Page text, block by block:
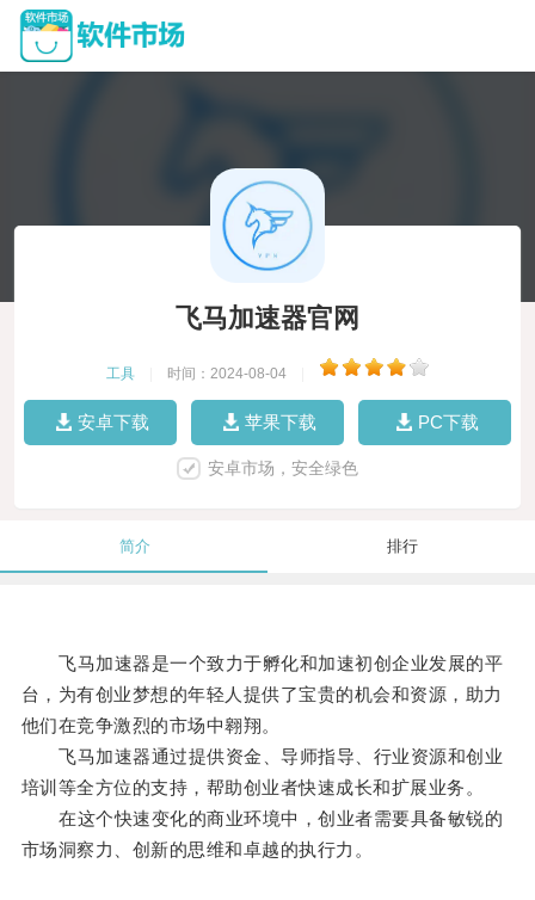
飞马加速器官网
工具 时间：2024-08-04
安卓下载 苹果下载 PC下载
安卓市场，安全绿色
简介 排行
飞马加速器是一个致力于孵化和加速初创企业发展的平
台，为有创业梦想的年轻人提供了宝贵的机会和资源，助力
他们在竞争激烈的市场中翱翔。
飞马加速器通过提供资金、导师指导、行业资源和创业
培训等全方位的支持，帮助创业者快速成长和扩展业务。
在这个快速变化的商业环境中，创业者需要具备敏锐的
市场洞察力、创新的思维和卓越的执行力。